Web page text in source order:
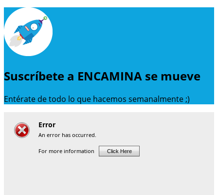
Suscríbete a ENCAMINA se mueve
Entérate de todo lo que hacemos semanalmente ;)